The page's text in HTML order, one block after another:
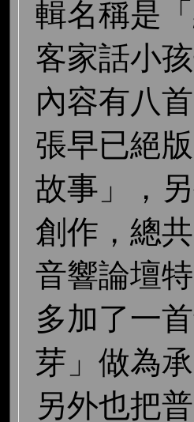
輯名稱是
客家話小
內容有八
張早已絕
故事」，
創作，總
音響論壇
多加了一
芽」做為
另外也把